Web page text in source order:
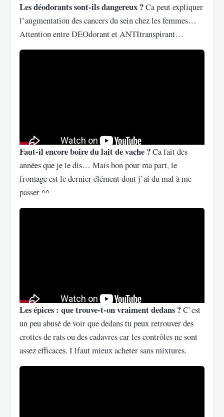
Les déodorants sont-ils dangereux ?Ca peut expliquer
l’augmentation des cancers du sein chez les femmes…
Attention entre DEOdorant et ANTItranspirant…
Faut-il encore boire du lait de vache ?Ca fait des
années que je le dis… Mais bon pour ma part, le
fromage est le dernier élément dont j’ai du mal à me
passer ^^
Les épices : que trouve-t-on vraiment dedans ?C’est
un peu abusé de voir que dedans tu peux retrouver des
crottes de rats ou des cadavres car les contrôles ne sont
assez efficaces. I lfaut mieux acheter sans mixtures.